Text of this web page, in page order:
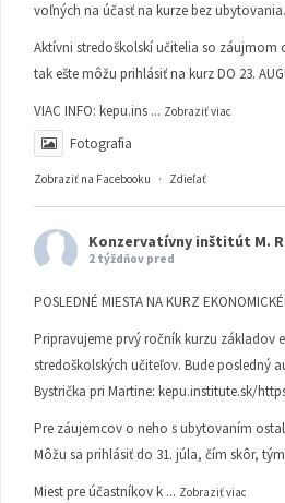
voľných na účasť na kurze bez ubytovania.
Aktívni stredoškolskí učitelia so záujmom
tak ešte môžu prihlásiť na kurz DO 23.
VIAC INFO: kepu.ins ... Zobraziť viac
Fotografia
Zobraziť na Facebooku · Zdieľať
Konzervatívny inštitút M.
2 týždňov pred
POSLEDNÉ MIESTA NA KURZ
Pripravujeme prvý ročník kurzu základov
stredoškolských učiteľov. Bude posledný
Bystrička pri Martine: kepu.institute.sk/
Pre záujemcov o neho s ubytovaním
Môžu sa prihlásiť do 31. júla, čím skôr,
Miest pre účastníkov k ... Zobraziť viac